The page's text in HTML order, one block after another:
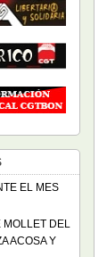
EL MES
MOLLET DEL
ACOSA Y